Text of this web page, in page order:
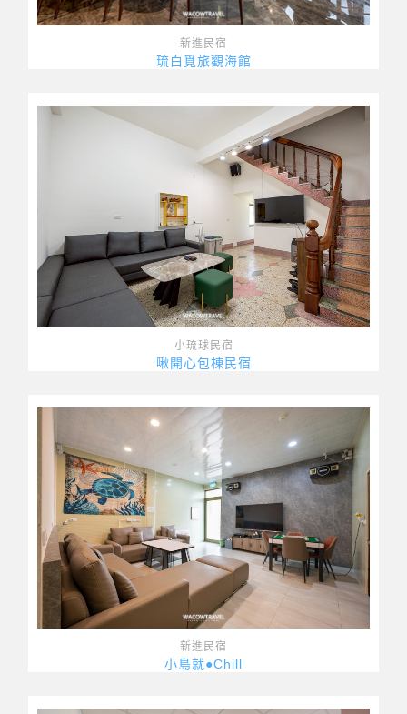
新進民宿
琉白覓旅觀海館
小琉球民宿
啾開心包棟民宿
新進民宿
小島就●Chill